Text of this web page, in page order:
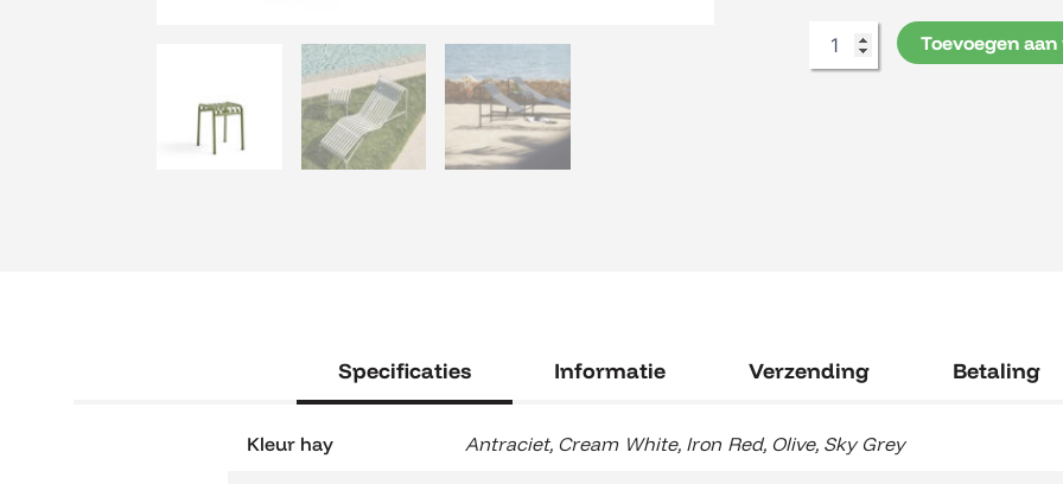
Toevoegen
Specificaties Informatie Verzending Betaling
Kleur hay Antraciet, Cream White, Iron Red, Olive, Sky Grey